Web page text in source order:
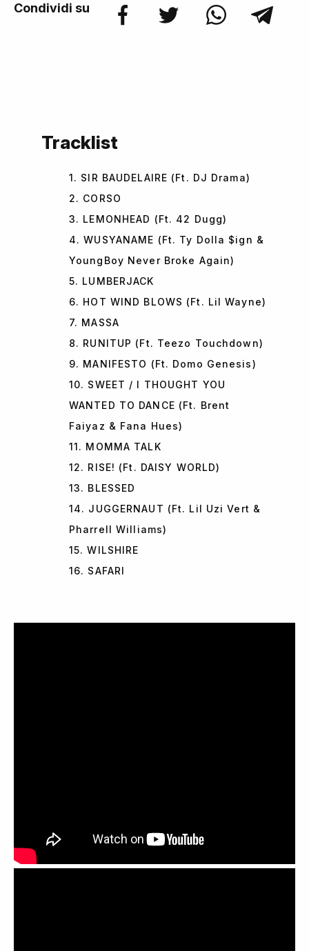
Condividi su
Tracklist
1. SIR BAUDELAIRE (Ft. DJ Drama)
2. CORSO
3. LEMONHEAD (Ft. 42 Dugg)
4. WUSYANAME (Ft. Ty Dolla $ign &
YoungBoy Never Broke Again)
5. LUMBERJACK
6. HOT WIND BLOWS (Ft. Lil Wayne)
7. MASSA
8. RUNITUP (Ft. Teezo Touchdown)
9. MANIFESTO (Ft. Domo Genesis)
10. SWEET / I THOUGHT YOU
WANTED TO DANCE (Ft. Brent
Faiyaz & Fana Hues)
11. MOMMA TALK
12. RISE! (Ft. DAISY WORLD)
13. BLESSED
14. JUGGERNAUT (Ft. Lil Uzi Vert &
Pharrell Williams)
15. WILSHIRE
16. SAFARI